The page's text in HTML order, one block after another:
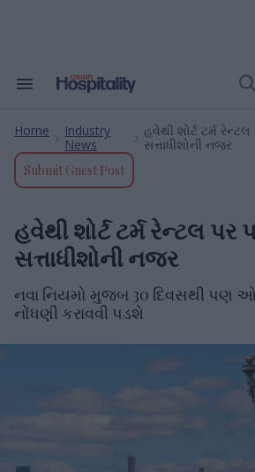
Search
Navigation
Open
Home
Industry
News
હવેથી શોર્ટ ટર્મ
સત્તાધીશોની નજર
Submit Guest Post
હવેથી શોર્ટ ટર્મ રેન્ટલ પર
સત્તાધીશોની નજર
નવા નિયમો મુજબ 30 દિવસથી પણ
નોંધણી કરાવવી પડશે